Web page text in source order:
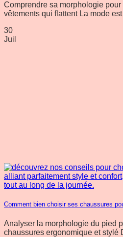
Comprendre sa morphologie
vêtements qui flattent La mode est
30
Juil
Comment bien choisir ses chaussures
Analyser la morphologie du pied
chaussures ergonomique et stylé